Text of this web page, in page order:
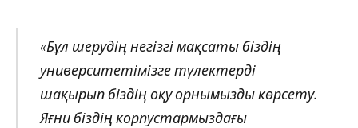
«Бұл шерудің негізгі мақсаты біздің
университетімізге түлектерді
шақырып біздің оқу орнымызды көрсету.
Яғни біздің корпустармыздағы